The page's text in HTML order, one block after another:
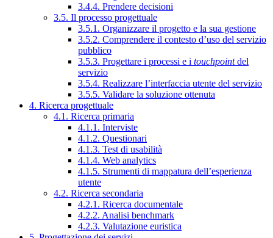
3.4.4. Prendere decisioni
3.5. Il processo progettuale
3.5.1. Organizzare il progetto e la sua gestione
3.5.2. Comprendere il contesto d’uso del servizio
pubblico
3.5.3. Progettare i processi e i touchpointdel
servizio
3.5.4. Realizzare l’interfaccia utente del servizio
3.5.5. Validare la soluzione ottenuta
4. Ricerca progettuale
4.1. Ricerca primaria
4.1.1. Interviste
4.1.2. Questionari
4.1.3. Test di usabilità
4.1.4. Web analytics
4.1.5. Strumenti di mappatura dell’esperienza
utente
4.2. Ricerca secondaria
4.2.1. Ricerca documentale
4.2.2. Analisi benchmark
4.2.3. Valutazione euristica